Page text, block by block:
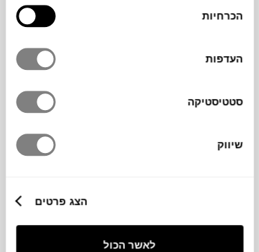
הסכמה
הכרחיות
העדפות
סטטיסטיקה
שיווק
הצג פרטים
לאשר הכול
27%
הנחה